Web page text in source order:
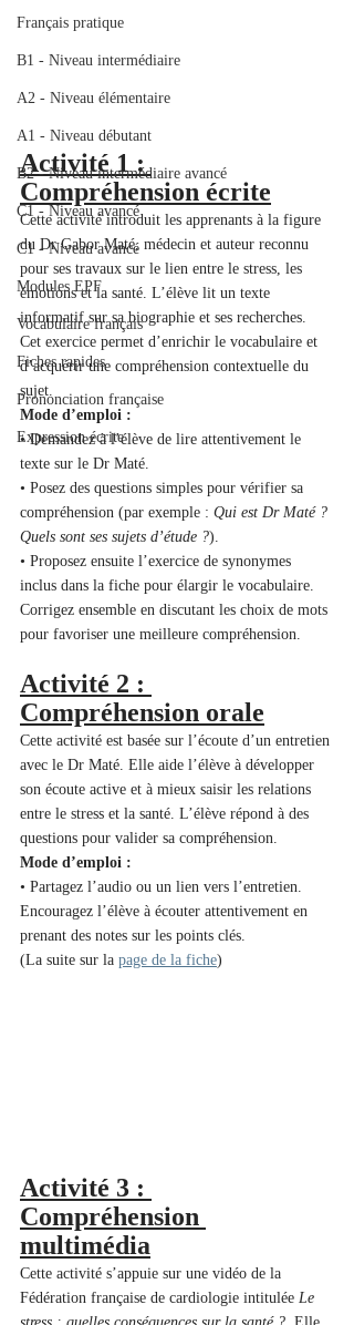
Français pratique
B1 - Niveau intermédiaire
A2 - Niveau élémentaire
A1 - Niveau débutant
B2 - Niveau intermédiaire avancé
C1 - Niveau avancé
C1 - Niveau avancé
Modules EPF
Vocabulaire français
Fiches rapides
Prononciation française
Expression écrite
Activité 1 :
Compréhension écrite
Cette activité introduit les apprenants à la figure
du Dr Gabor Maté, médecin et auteur reconnu
pour ses travaux sur le lien entre le stress, les
émotions et la santé. L’élève lit un texte
informatif sur sa biographie et ses recherches.
Cet exercice permet d’enrichir le vocabulaire et
d’acquérir une compréhension contextuelle du
sujet.
Mode d’emploi :
• Demandez à l’élève de lire attentivement le
texte sur le Dr Maté.
• Posez des questions simples pour vérifier sa
compréhension (par exemple : Qui est Dr Maté ?
Quels sont ses sujets d’étude ?).
• Proposez ensuite l’exercice de synonymes
inclus dans la fiche pour élargir le vocabulaire.
Corrigez ensemble en discutant les choix de mots
pour favoriser une meilleure compréhension.
Activité 2 :
Compréhension orale
Cette activité est basée sur l’écoute d’un entretien
avec le Dr Maté. Elle aide l’élève à développer
son écoute active et à mieux saisir les relations
entre le stress et la santé. L’élève répond à des
questions pour valider sa compréhension.
Mode d’emploi :
• Partagez l’audio ou un lien vers l’entretien.
Encouragez l’élève à écouter attentivement en
prenant des notes sur les points clés.
(La suite sur la page de la fiche)
Activité 3 :
Compréhension
multimédia
Cette activité s’appuie sur une vidéo de la
Fédération française de cardiologie intitulée Le